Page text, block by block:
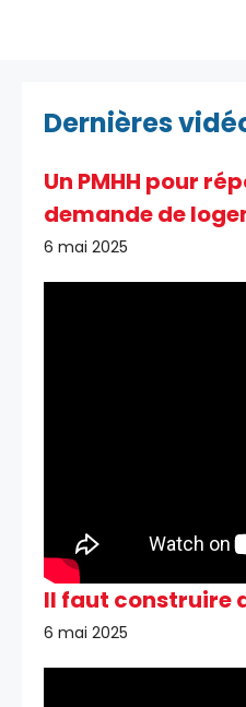
Dernières
Un PMHH pour
demande de
6 mai 2025
Il faut construire
6 mai 2025